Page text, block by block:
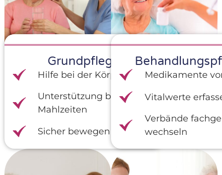
Grundpflege
Hilfe bei der Körperpflege
Unterstützung bei
Mahlzeiten
Sicher bewegen im Alltag
Medikamente
Vitalwerte
Verbände
wechseln